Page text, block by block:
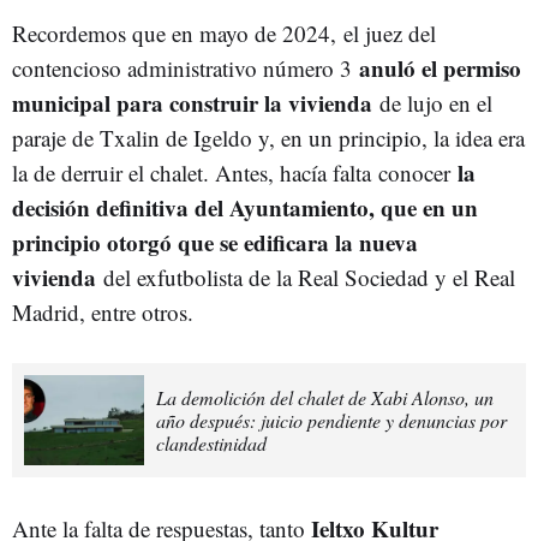
Recordemos que en mayo de 2024, el juez del
contencioso administrativo número 3 anuló el permiso
municipal para construir la vivienda de lujo en el
paraje de Txalin de Igeldo y, en un principio, la idea era
la de derruir el chalet. Antes, hacía falta conocer la
decisión definitiva del Ayuntamiento, que en un
principio otorgó que se edificara la nueva
vivienda del exfutbolista de la Real Sociedad y el Real
Madrid, entre otros.
La demolición del chalet de Xabi Alonso, un
año después: juicio pendiente y denuncias por
clandestinidad
Ante la falta de respuestas, tanto Ieltxo Kultur